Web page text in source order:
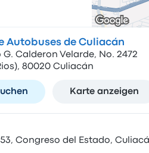
Autobuses de Culiacán
G. Calderon Velarde, No. 2472
80020 Culiacán
Karte anzeigen
Congreso del Estado,